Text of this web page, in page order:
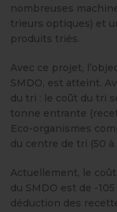
nombreuses
trieurs optiques) et
produits triés.
Avec ce projet,
SMDO, est atteint.
du tri : le coût du tri
tonne entrante
Eco-organismes
du centre de tri (50
Actuellement, le
du SMDO est de -
déduction des